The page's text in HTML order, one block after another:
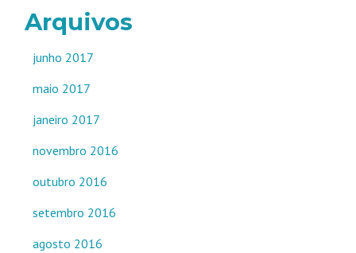
Arquivos
junho 2017
maio 2017
janeiro 2017
novembro 2016
outubro 2016
setembro 2016
agosto 2016